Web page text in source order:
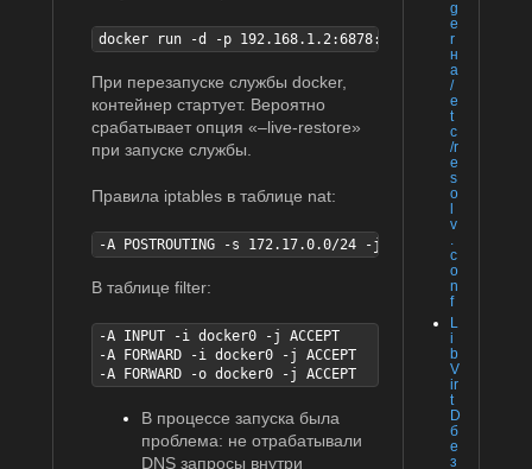
g
e
r
н
а
/
e
t
c
/r
e
s
o
v
.
c
o
n
f
L
i
b
V
ir
t
D
б
е
з
docker run -d -p 192.168.1.2:6878:6878 -p
При перезапуске службы docker,
контейнер стартует. Вероятно
срабатывает опция «–live-restore»
при запуске службы.
Правила iptables в таблице nat:
-A POSTROUTING -s 172.17.0.0/24 -j MASQUERADE
В таблице filter:
-A INPUT -i docker0 -j ACCEPT
-A FORWARD -i docker0 -j ACCEPT
-A FORWARD -o docker0 -j ACCEPT
В процессе запуска была
проблема: не отрабатывали
DNS запросы внутри